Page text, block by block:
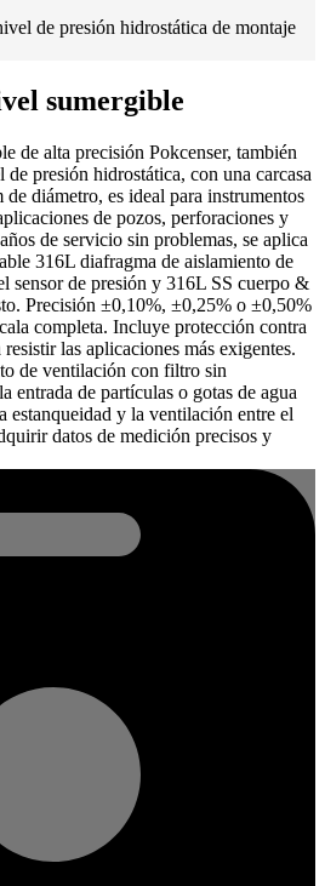
de presión hidrostática de montaje
sumergible
de alta precisión Pokcenser, también
presión hidrostática, con una carcasa
diámetro, es ideal para instrumentos
de pozos, perforaciones y
de servicio sin problemas, se aplica
316L diafragma de aislamiento de
sensor de presión y 316L SS cuerpo &
Precisión ±0,10%, ±0,25% o ±0,50%
completa. Incluye protección contra
las aplicaciones más exigentes.
de ventilación con filtro sin
entrada de partículas o gotas de agua
estanqueidad y la ventilación entre el
datos de medición precisos y